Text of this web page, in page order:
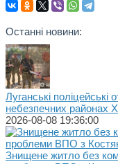
Останні новини:
Луганські поліцейські
небезпечних районах
2026-08-08 19:36:00
Знищене житло без